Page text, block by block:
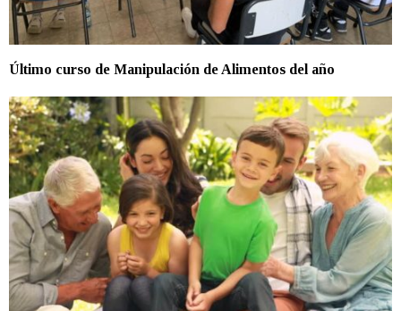
Último curso de Manipulación de Alimentos del año